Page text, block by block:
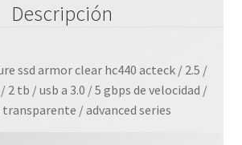
Descripción
ssd armor clear hc440 acteck / 2.5 /
2 tb / usb a 3.0 / 5 gbps de velocidad /
/ advanced series